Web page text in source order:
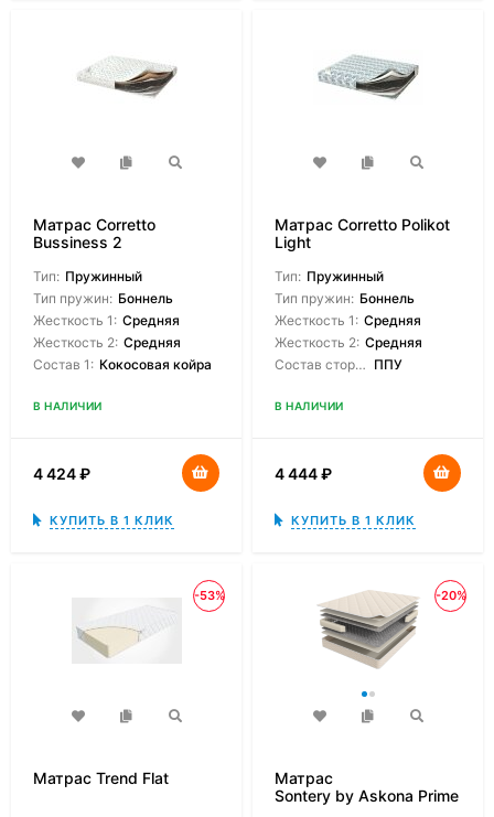
Матрас Corretto
Bussiness 2
Тип: Пружинный
Тип пружин: Боннель
Жесткость 1: Средняя
Жесткость 2: Средняя
Состав 1: Кокосовая койра
В НАЛИЧИИ
4 424₽
КУПИТЬ В 1 КЛИК
Матрас Corretto Polikot
Light
Тип: Пружинный
Тип пружин: Боннель
Жесткость 1: Средняя
Жесткость 2: Средняя
Состав сторон: ППУ
В НАЛИЧИИ
4 444₽
КУПИТЬ В 1 КЛИК
-53%
Матрас Trend Flat
-20%
Матрас
Sontery by Askona Prime